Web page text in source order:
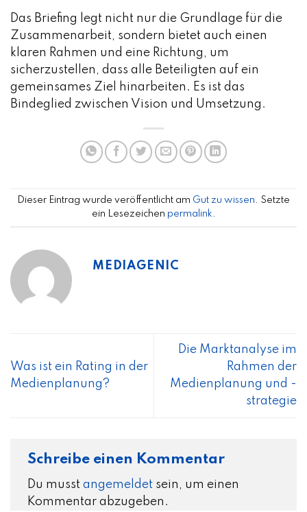
Das Briefing legt nicht nur die Grundlage für die
Zusammenarbeit, sondern bietet auch einen
klaren Rahmen und eine Richtung, um
sicherzustellen, dass alle Beteiligten auf ein
gemeinsames Ziel hinarbeiten. Es ist das
Bindeglied zwischen Vision und Umsetzung.
Dieser Eintrag wurde veröffentlicht am Gut zu wissen . Setzte
ein Lesezeichen permalink .
MEDIAGENIC
Was ist ein Rating in der
Medienplanung?
Die Marktanalyse im
Rahmen der
Medienplanung und -
strategie
Schreibe einen Kommentar
Du musst angemeldet sein, um einen
Kommentar abzugeben.